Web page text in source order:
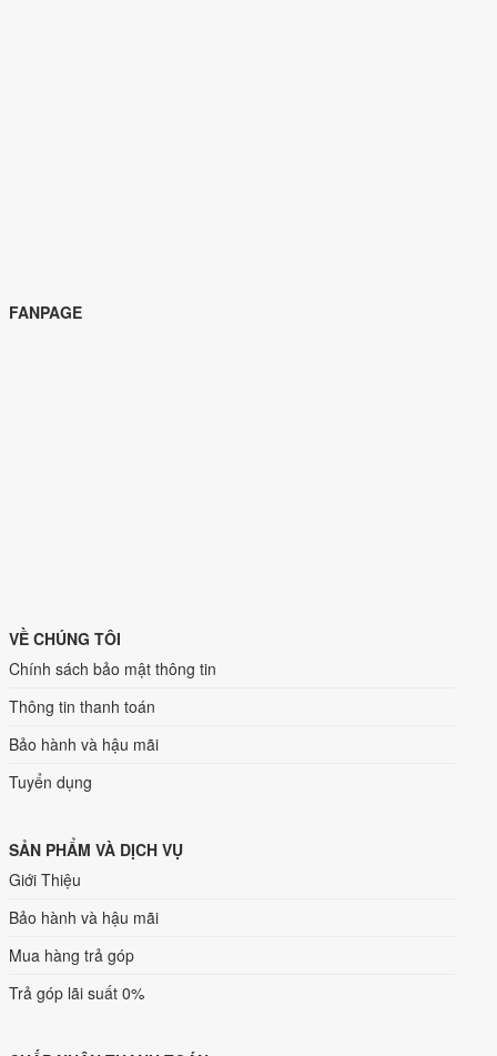
FANPAGE
VỀ CHÚNG TÔI
Chính sách bảo mật thông tin
Thông tin thanh toán
Bảo hành và hậu mãi
Tuyển dụng
SẢN PHẨM VÀ DỊCH VỤ
Giới Thiệu
Bảo hành và hậu mãi
Mua hàng trả góp
Trả góp lãi suất 0%